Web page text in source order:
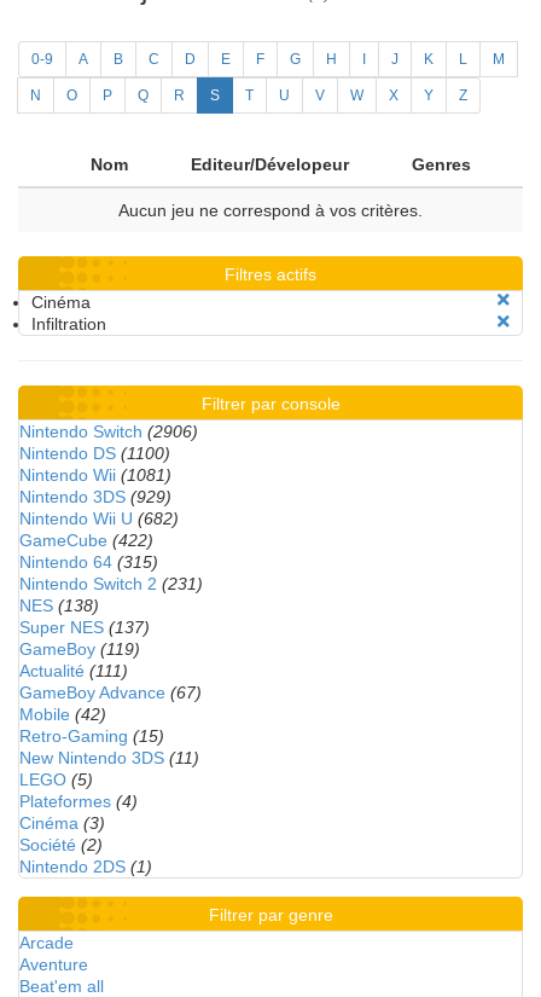
0-9 A B C D E F G H J K L M
N O P Q R S T U V W X Y Z
Nom Editeur/Dévelopeur Genres
Aucun jeu ne correspond à vos critères.
Filtres actifs
Cinéma
Infiltration
Filtrer par console
Nintendo Switch (2906)
Nintendo DS (1100)
Nintendo Wii (1081)
Nintendo 3DS (929)
Nintendo Wii U (682)
GameCube (422)
Nintendo 64 (315)
Nintendo Switch 2 (231)
NES (138)
Super NES (137)
GameBoy (119)
Actualité (111)
GameBoy Advance (67)
Mobile (42)
Retro-Gaming (15)
New Nintendo 3DS (11)
LEGO (5)
Plateformes (4)
Cinéma (3)
Société (2)
Nintendo 2DS (1)
Filtrer par genre
Arcade
Aventure
Beat'em all